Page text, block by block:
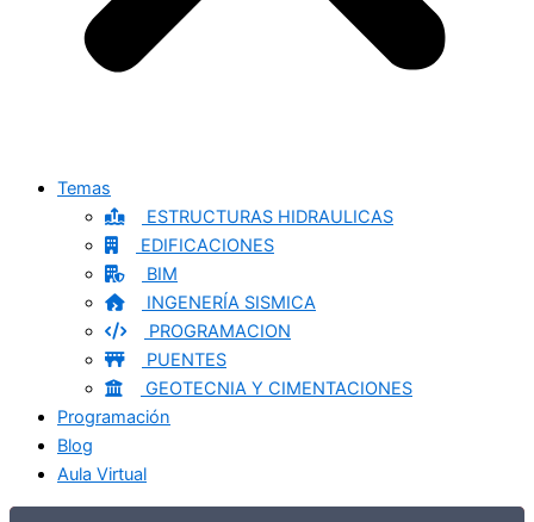
Temas
ESTRUCTURAS HIDRAULICAS
EDIFICACIONES
BIM
INGENERÍA SISMICA
PROGRAMACION
PUENTES
GEOTECNIA Y CIMENTACIONES
Programación
Blog
Aula Virtual